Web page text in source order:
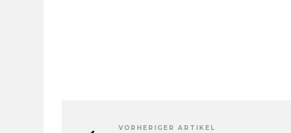
VORHERIGER ARTIKEL